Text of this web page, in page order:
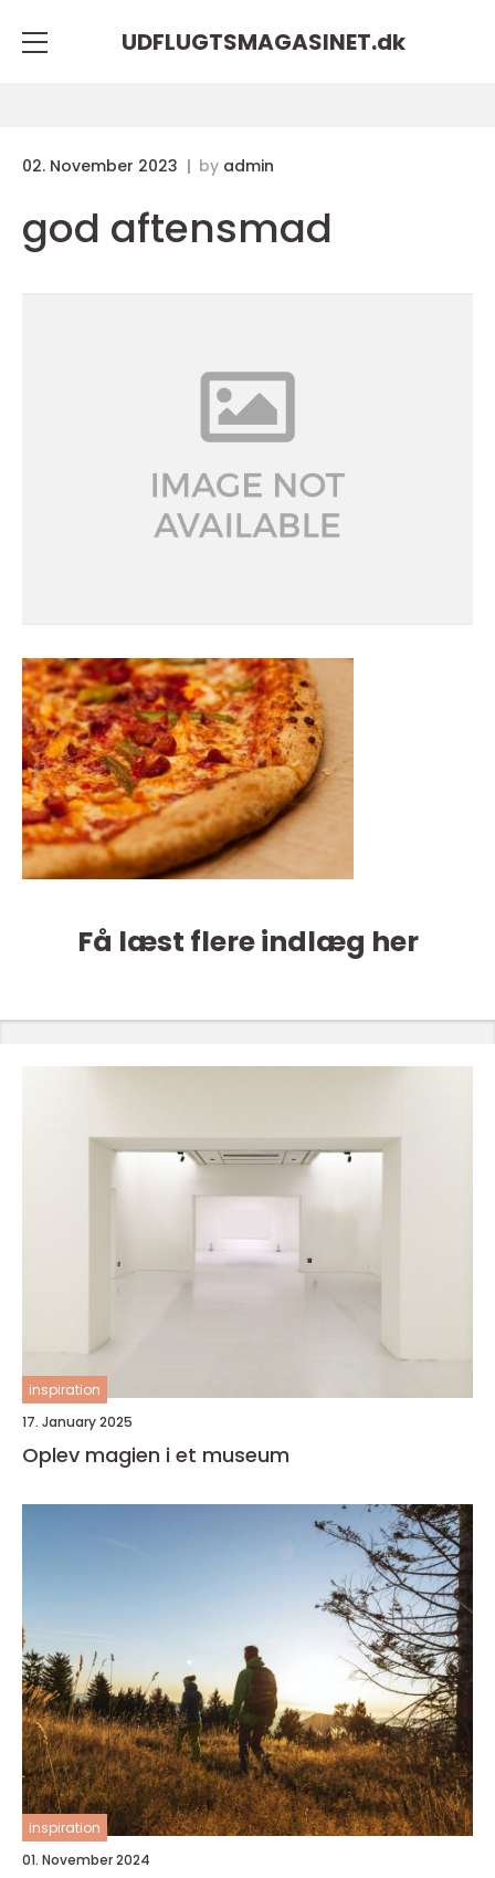
UDFLUGTSMAGASINET.dk
02. November 2023 by admin
god aftensmad
Få læst flere indlæg her
inspiration
17. January 2025
Oplev magien i et museum
inspiration
01. November 2024